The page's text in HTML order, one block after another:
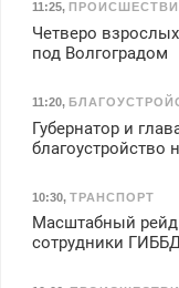
11:25,
Четверо
под Волгоградом
11:20,
Губернатор и
благоустройство
10:30, ТРАНСПОРТ
Масштабный рейд
сотрудники